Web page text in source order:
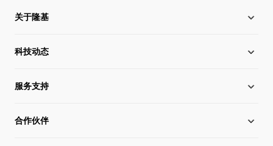
关于隆基
关于隆基
全球化布局
管理层信息
科技动态
硅片价格
行业动态
服务支持
下载中心
合作伙伴